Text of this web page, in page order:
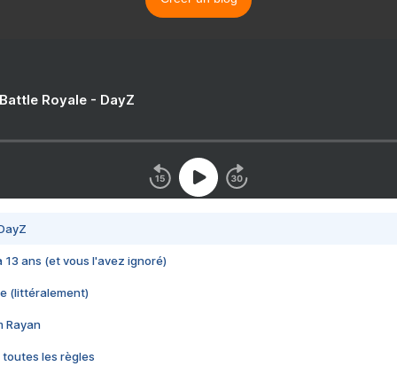
Royale - DayZ
13 ans (et vous l'avez ignoré)
(littéralement)
Rayan
toutes les règles